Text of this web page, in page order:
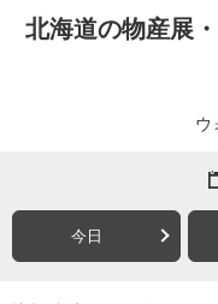
北海道の物産展
ウ
今日